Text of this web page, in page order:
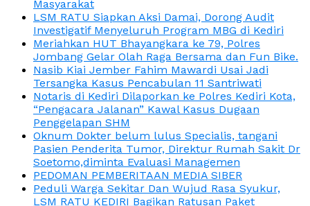
Masyarakat
LSM RATU Siapkan Aksi Damai, Dorong Audit
Investigatif Menyeluruh Program MBG di Kediri
Meriahkan HUT Bhayangkara ke 79, Polres
Jombang Gelar Olah Raga Bersama dan Fun Bike.
Nasib Kiai Jember Fahim Mawardi Usai Jadi
Tersangka Kasus Pencabulan 11 Santriwati
Notaris di Kediri Dilaporkan ke Polres Kediri Kota,
“Pengacara Jalanan” Kawal Kasus Dugaan
Penggelapan SHM
Oknum Dokter belum lulus Specialis, tangani
Pasien Penderita Tumor, Direktur Rumah Sakit Dr
Soetomo,diminta Evaluasi Managemen
PEDOMAN PEMBERITAAN MEDIA SIBER
Peduli Warga Sekitar Dan Wujud Rasa Syukur,
LSM RATU KEDIRI Bagikan Ratusan Paket